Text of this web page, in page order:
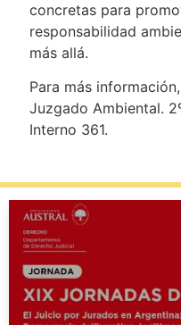
concretas para
responsabilidad
más allá.
Para más
Juzgado Ambiental.
Interno 361.